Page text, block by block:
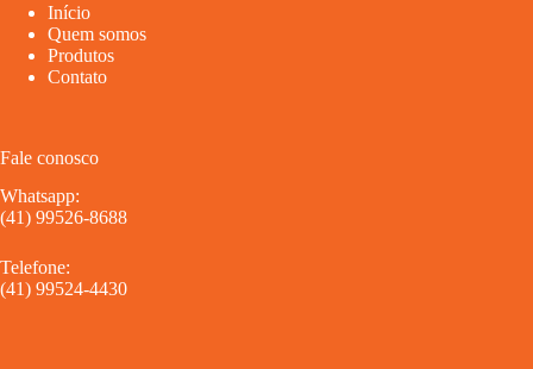
Início
Quem somos
Produtos
Contato
Fale conosco
Whatsapp:
(41) 99526-8688
Telefone:
(41) 99524-4430